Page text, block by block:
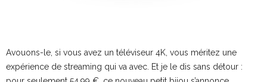
Avouons-le, si vous avez un téléviseur 4K, vous méritez une
expérience de streaming qui va avec. Et je le dis sans détour :